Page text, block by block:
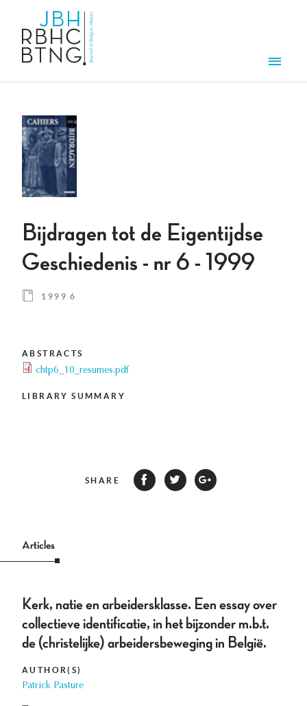
Bijdragen tot de Eigentijdse
Geschiedenis - nr 6 - 1999
1999 6
ABSTRACTS
chtp6_10_resumes.pdf
LIBRARY SUMMARY
SHARE
Articles
Kerk, natie en arbeidersklasse. Een essay over
collectieve identificatie, in het bijzonder m.b.t.
de (christelijke) arbeidersbeweging in België.
AUTHOR(S)
Patrick Pasture